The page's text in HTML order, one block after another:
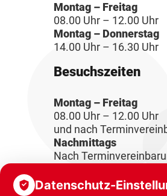
Montag – Freitag
08.00 Uhr – 12.00 Uhr
Montag – Donnerstag
14.00 Uhr – 16.30 Uhr
Besuchszeiten
Montag – Freitag
08.00 Uhr – 12.00 Uhr
und nach
Nachmittags
Nach
Datenschutz-